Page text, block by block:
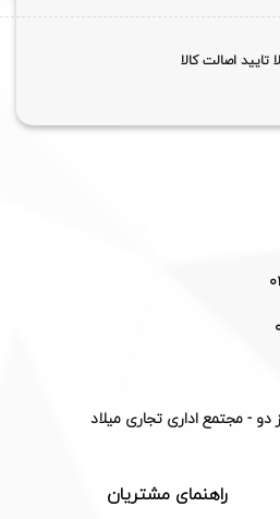
اصالت کالا
- مجتمع اداری تجاری میلاد
راهنمای مشتریان